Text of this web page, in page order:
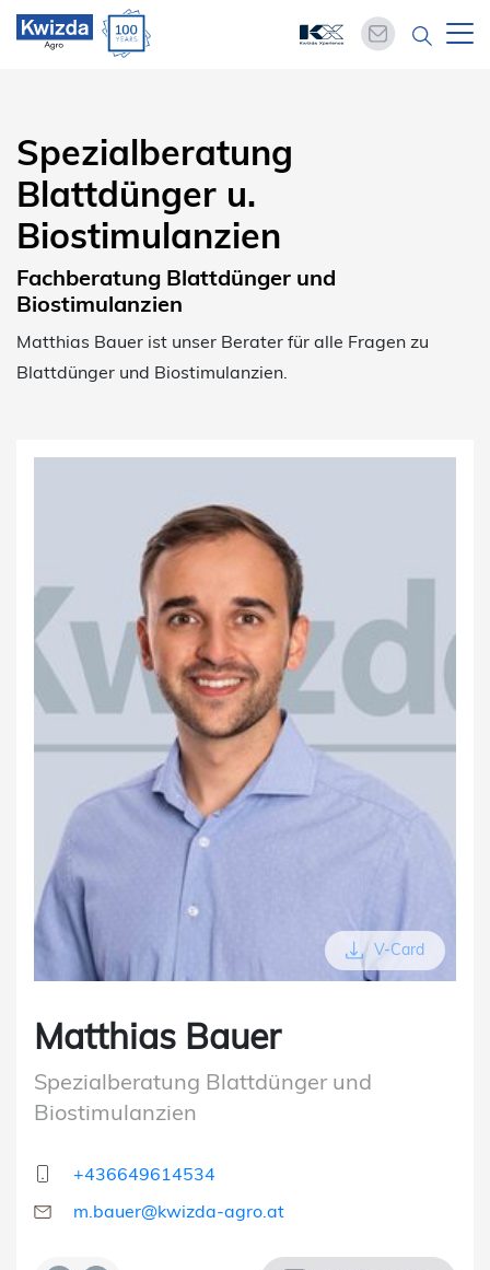
Spezialberatung
Blattdünger u.
Biostimulanzien
Fachberatung Blattdünger und
Biostimulanzien
Matthias Bauer ist unser Berater für alle Fragen zu
Blattdünger und Biostimulanzien.
V-Card
Matthias Bauer
Spezialberatung Blattdünger und
Biostimulanzien
+436649614534
m.bauer@kwizda-agro.at